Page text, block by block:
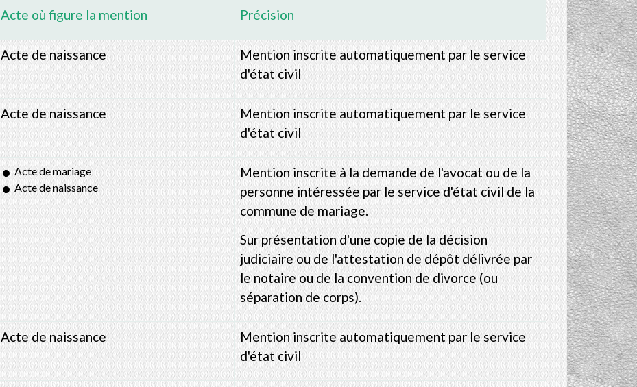
Acte où figure la mention Précision
Acte de naissance
Mention inscrite automatiquement par le service
d'état civil
Acte de naissance
Mention inscrite automatiquement par le service
d'état civil
Acte de mariage
Acte de naissance
Mention inscrite à la demande de l'avocat ou de la
personne intéressée par le service d'état civil de la
commune de mariage.
Sur présentation d'une copie de la décision
judiciaire ou de l'attestation de dépôt délivrée par
le notaire ou de la convention de divorce (ou
séparation de corps).
Acte de naissance
Mention inscrite automatiquement par le service
d'état civil